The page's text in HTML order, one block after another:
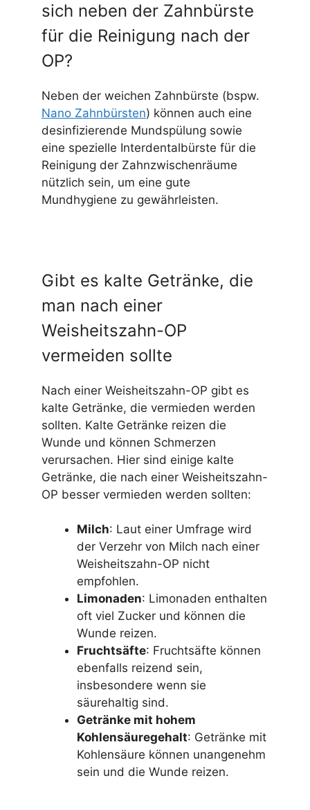
sich neben der Zahnbürste
für die Reinigung nach der
OP?
Neben der weichen Zahnbürste (bspw.
Nano Zahnbürsten) können auch eine
desinfizierende Mundspülung sowie
eine spezielle Interdentalbürste für die
Reinigung der Zahnzwischenräume
nützlich sein, um eine gute
Mundhygiene zu gewährleisten.
Gibt es kalte Getränke, die
man nach einer
Weisheitszahn-OP
vermeiden sollte
Nach einer Weisheitszahn-OP gibt es
kalte Getränke, die vermieden werden
sollten. Kalte Getränke reizen die
Wunde und können Schmerzen
verursachen. Hier sind einige kalte
Getränke, die nach einer Weisheitszahn-
OP besser vermieden werden sollten:
Milch: Laut einer Umfrage wird
der Verzehr von Milch nach einer
Weisheitszahn-OP nicht
empfohlen.
Limonaden: Limonaden enthalten
oft viel Zucker und können die
Wunde reizen.
Fruchtsäfte: Fruchtsäfte können
ebenfalls reizend sein,
insbesondere wenn sie
säurehaltig sind.
Getränke mit hohem
Kohlensäuregehalt: Getränke mit
Kohlensäure können unangenehm
sein und die Wunde reizen.